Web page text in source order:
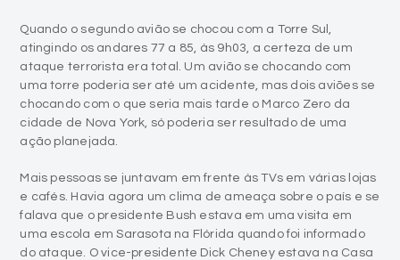
Quando o segundo avião se chocou com a Torre Sul,
atingindo os andares 77 a 85, às 9h03, a certeza de um
ataque terrorista era total. Um avião se chocando com
uma torre poderia ser até um acidente, mas dois aviões se
chocando com o que seria mais tarde o Marco Zero da
cidade de Nova York, só poderia ser resultado de uma
ação planejada.
Mais pessoas se juntavam em frente às TVs em várias lojas
e cafés. Havia agora um clima de ameaça sobre o país e se
falava que o presidente Bush estava em uma visita em
uma escola em Sarasota na Flórida quando foi informado
do ataque. O vice-presidente Dick Cheney estava na Casa